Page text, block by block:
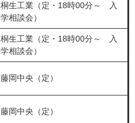
桐生工業（定・18時00分～ 入
学相談会）
桐生工業（定・18時00分～ 入
学相談会）
藤岡中央（定）
藤岡中央（定）